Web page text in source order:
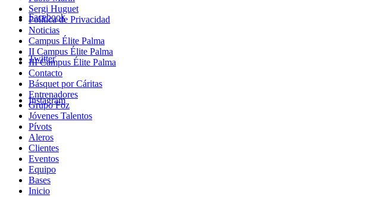
Facebook
Twitter
Instagram
Sergi Huguet
Política de Privacidad
Noticias
Campus Élite Palma
II Campus Élite Palma
III Campus Élite Palma
Contacto
Básquet por Cáritas
Entrenadores
Grupo Foz
Jóvenes Talentos
Pívots
Aleros
Clientes
Eventos
Equipo
Bases
Inicio